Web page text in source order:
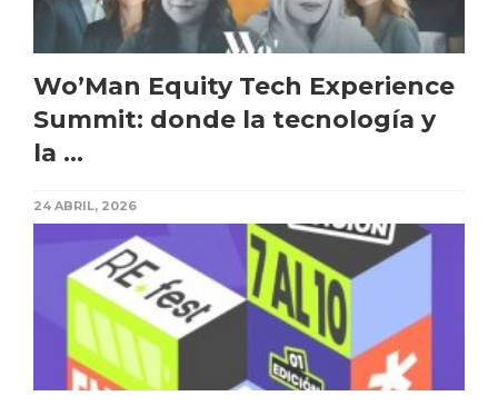
Wo’Man Equity Tech Experience
Summit: donde la tecnología y
la ...
24 ABRIL, 2026